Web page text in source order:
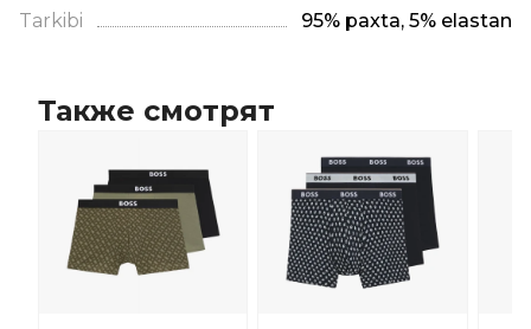
Tarkibi 95% paxta, 5% elastan
Также смотрят